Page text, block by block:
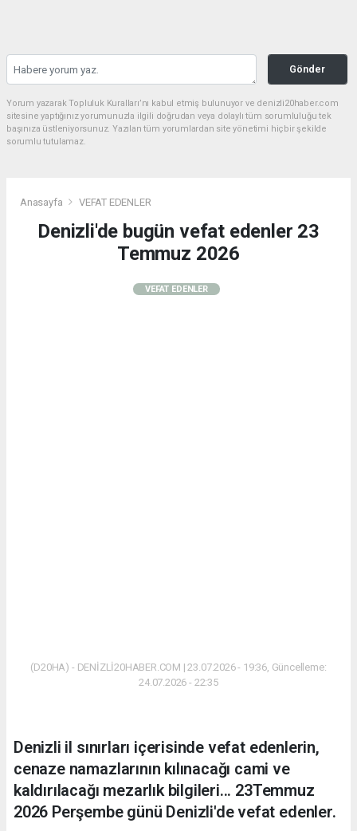
Gönder
Yorum yazarak Topluluk Kuralları’nı kabul etmiş bulunuyor ve denizli20haber.com
sitesine yaptığınız yorumunuzla ilgili doğrudan veya dolaylı tüm sorumluluğu tek
başınıza üstleniyorsunuz. Yazılan tüm yorumlardan site yönetimi hiçbir şekilde
sorumlu tutulamaz.
Anasayfa VEFAT EDENLER
Denizli'de bugün vefat edenler 23
Temmuz 2026
VEFAT EDENLER
(D20HA) - DENİZLİ20HABER.COM | 23.07.2026 - 19:36, Güncelleme:
24.07.2026 - 22:35
Denizli il sınırları içerisinde vefat edenlerin,
cenaze namazlarının kılınacağı cami ve
kaldırılacağı mezarlık bilgileri... 23Temmuz
2026 Perşembe günü Denizli'de vefat edenler.